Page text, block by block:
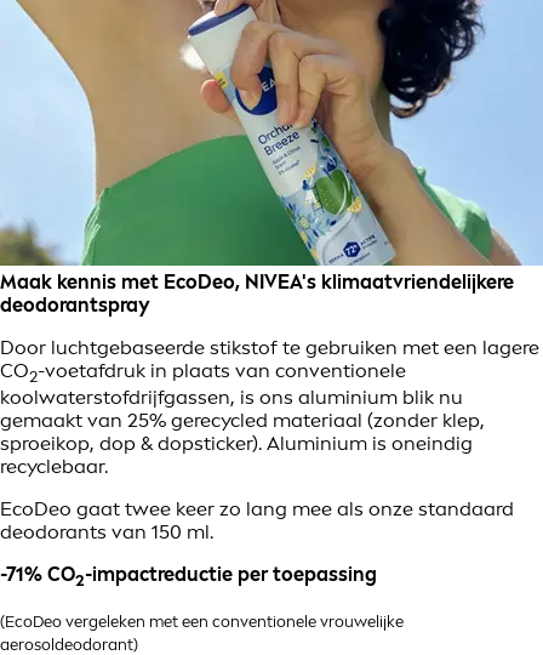
Maak kennis met EcoDeo, NIVEA's klimaatvriendelijkere
deodorantspray
Door luchtgebaseerde stikstof te gebruiken met een lagere
CO2-voetafdruk in plaats van conventionele
koolwaterstofdrijfgassen, is ons aluminium blik nu
gemaakt van 25% gerecycled materiaal (zonder klep,
sproeikop, dop & dopsticker). Aluminium is oneindig
recyclebaar.
EcoDeo gaat twee keer zo lang mee als onze standaard
deodorants van 150 ml.
-71% CO2-impactreductie per toepassing
(EcoDeo vergeleken met een conventionele vrouwelijke
aerosoldeodorant)